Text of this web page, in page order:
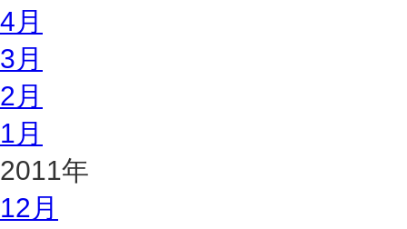
4月
3月
2月
1月
2011年
12月